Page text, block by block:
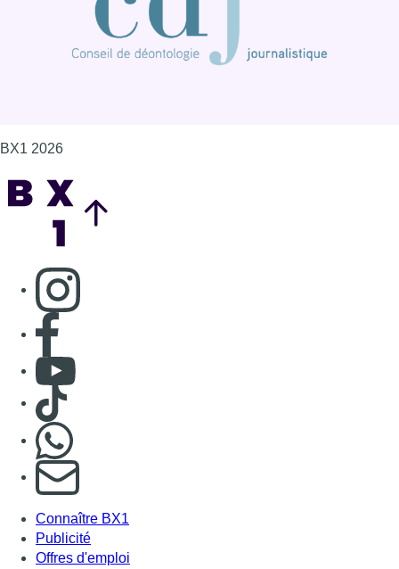
BX1 2026
Consulter page Instagram
Consulter page Facebook
Consulter Youtube
Consulter TikTok
S'abonner à notre newsletter
Connaître BX1
Publicité
Offres d'emploi